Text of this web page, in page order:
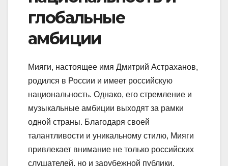
глобальные
амбиции
Мияги, настоящее имя Дмитрий Астраханов,
родился в России и имеет российскую
национальность. Однако, его стремление и
музыкальные амбиции выходят за рамки
одной страны. Благодаря своей
талантливости и уникальному стилю, Мияги
привлекает внимание не только российских
слушателей, но и зарубежной публики.